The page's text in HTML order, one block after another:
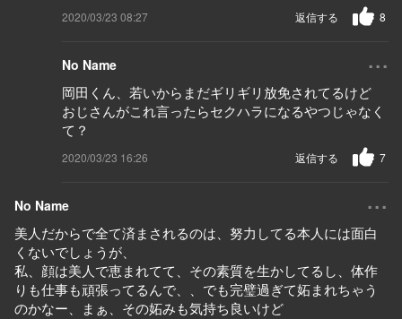
2020/03/23 08:27 8
返信する
No Name ...
岡田くん、若いからまだギリギリ放免されてるけど
おじさんがこれ言ったらセクハラになるやつじゃなく
て？
2020/03/23 16:26 7
返信する
No Name ...
美人だからで全て済まされるのは、努力してる本人には面白
くないでしょうが、
私、顔は美人で恵まれてて、その素質を生かしてるし、体作
りも仕事も頑張ってるんで、、でも完璧過ぎて妬まれちゃう
のかなー、まぁ、その妬みも気持ち良いけど